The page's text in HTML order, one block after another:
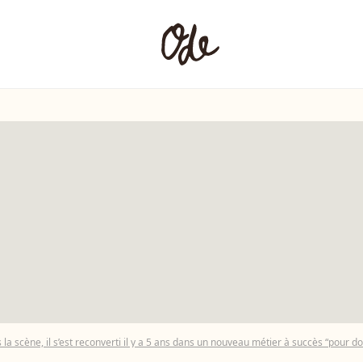
scène, il s’est reconverti il y a 5 ans dans un nouveau métier à succès “pour